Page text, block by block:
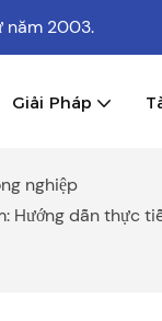
năm 2003.
Giải Pháp
nghiệp
Hướng dẫn thực